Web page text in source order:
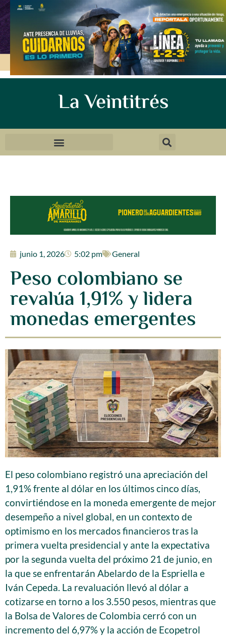
La Veintitrés
junio 1, 2026 5:02 pm General
Peso colombiano se
revalúa 1,91% y lidera
monedas emergentes
El peso colombiano registró una apreciación del
1,91% frente al dólar en los últimos cinco días,
convirtiéndose en la moneda emergente de mejor
desempeño a nivel global, en un contexto de
optimismo en los mercados financieros tras la
primera vuelta presidencial y ante la expectativa
por la segunda vuelta del próximo 21 de junio, en
la que se enfrentarán Abelardo de la Espriella e
Iván Cepeda. La revaluación llevó al dólar a
cotizarse en torno a los 3.550 pesos, mientras que
la Bolsa de Valores de Colombia cerró con un
incremento del 6,97% y la acción de Ecopetrol